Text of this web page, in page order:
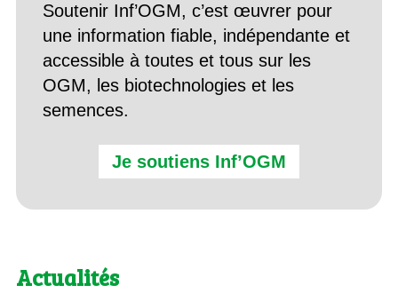
Soutenir Inf’OGM, c’est œuvrer pour
une information fiable, indépendante et
accessible à toutes et tous sur les
OGM, les biotechnologies et les
semences.
Je soutiens Inf’OGM
Actualités